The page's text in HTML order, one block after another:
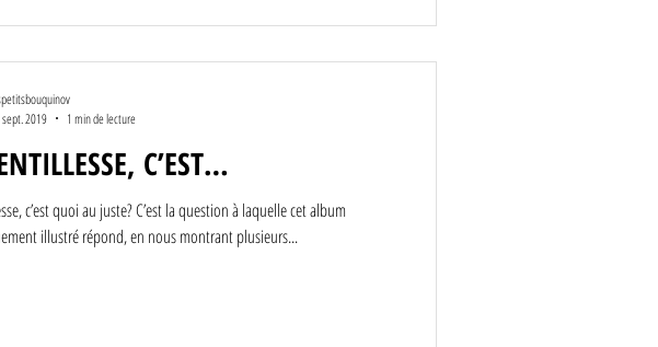
C’EST…
au juste? C’est la question à laquelle cet album
illustré répond, en nous montrant plusieurs...
sept. 2019
1 min de lecture